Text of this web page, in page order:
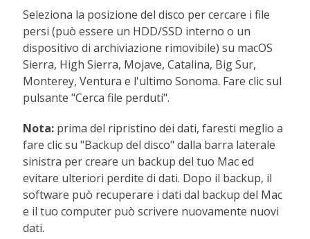
Seleziona la posizione del disco per cercare i file
persi (può essere un HDD/SSD interno o un
dispositivo di archiviazione rimovibile) su macOS
Sierra, High Sierra, Mojave, Catalina, Big Sur,
Monterey, Ventura e l'ultimo Sonoma. Fare clic sul
pulsante "Cerca file perduti".
Nota: prima del ripristino dei dati, faresti meglio a
fare clic su "Backup del disco" dalla barra laterale
sinistra per creare un backup del tuo Mac ed
evitare ulteriori perdite di dati. Dopo il backup, il
software può recuperare i dati dal backup del Mac
e il tuo computer può scrivere nuovamente nuovi
dati.